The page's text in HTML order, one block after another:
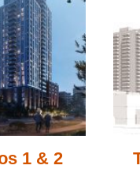
1 & 2